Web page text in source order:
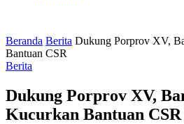
Beranda Berita Dukung Porprov XV,
Bantuan CSR
Berita
Dukung Porprov XV,
Kucurkan Bantuan CSR